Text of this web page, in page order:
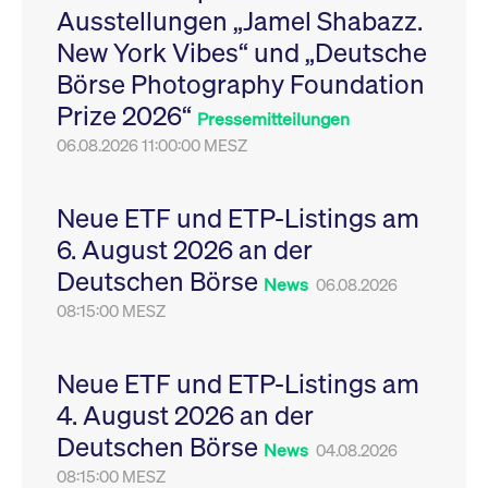
Ausstellungen „Jamel Shabazz.
New York Vibes“ und „Deutsche
Börse Photography Foundation
Prize 2026“ Pressemitteilungen
06.08.2026 11:00:00 MESZ
Neue ETF und ETP-Listings am
6. August 2026 an der
Deutschen Börse News 06.08.2026
08:15:00 MESZ
Neue ETF und ETP-Listings am
4. August 2026 an der
Deutschen Börse News 04.08.2026
08:15:00 MESZ
Leistung der Website
zu messen. Es handelt
sich um ein Muster-
Cookie, bei dem auf
das Präfix _pk_ses
eine kurze Reihe von
VISITOR_PRIVACY_METADATA
YouTube
.youtube.com
6
Monate
Dieses Cookie dient
Speicherung der
Einwilligungs- und
des Nutzers für ihre
Interaktion mit der
Sitzungen geehrt